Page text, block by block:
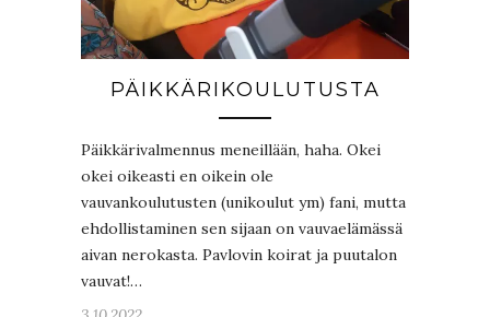
PÄIKKÄRIKOULUTUSTA
Päikkärivalmennus meneillään, haha. Okei
okei oikeasti en oikein ole
vauvankoulutusten (unikoulut ym) fani, mutta
ehdollistaminen sen sijaan on vauvaelämässä
aivan nerokasta. Pavlovin koirat ja puutalon
vauvat!…